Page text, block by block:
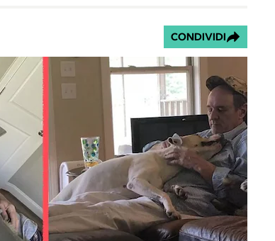
CONDIVIDI